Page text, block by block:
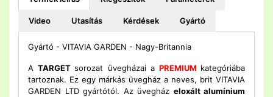
Video Utasítás Kérdések Gyártó
Gyártó - VITAVIA GARDEN - Nagy-Britannia
ATARGETsorozat üvegházai a PREMIUM kategóriába
tartoznak. Ez egy márkás üvegház a neves, brit VITAVIA
GARDEN LTD gyártótól. Az üvegház eloxált alumínium